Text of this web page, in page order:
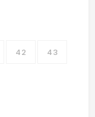
42 43